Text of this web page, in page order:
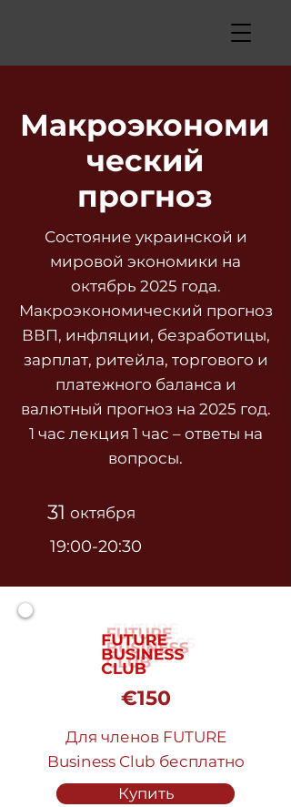
Макроэкономи
ческий
прогноз
Состояние украинской и
мировой экономики на
октябрь 2025 года.
Макроэкономический прогноз
ВВП, инфляции, безработицы,
зарплат, ритейла, торгового и
платежного баланса и
валютный прогноз на 2025 год.
1 час лекция 1 час – ответы на
вопросы.
31 октября
19:00-20:30
€150
Для членов FUTURE
Business Club бесплатно
Купить